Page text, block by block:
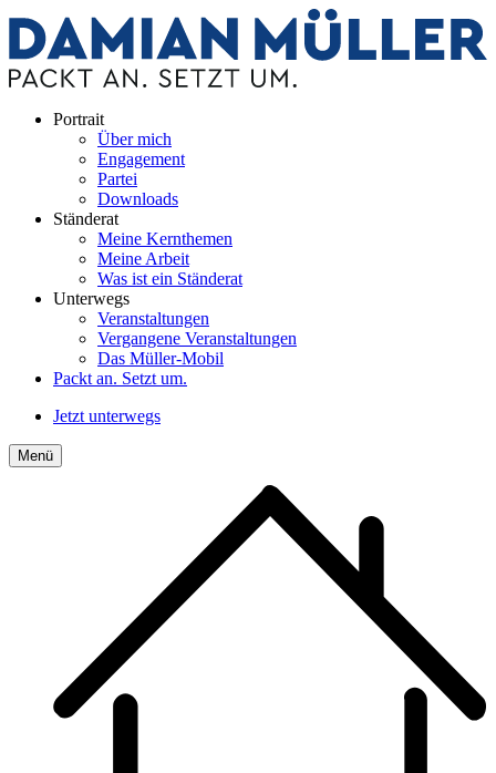
Portrait
Über mich
Engagement
Partei
Downloads
Ständerat
Meine Kernthemen
Meine Arbeit
Was ist ein Ständerat
Unterwegs
Veranstaltungen
Vergangene Veranstaltungen
Das Müller-Mobil
Packt an. Setzt um.
Jetzt unterwegs
Menü